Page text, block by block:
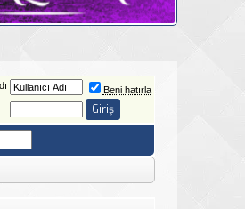
Beni hatırla